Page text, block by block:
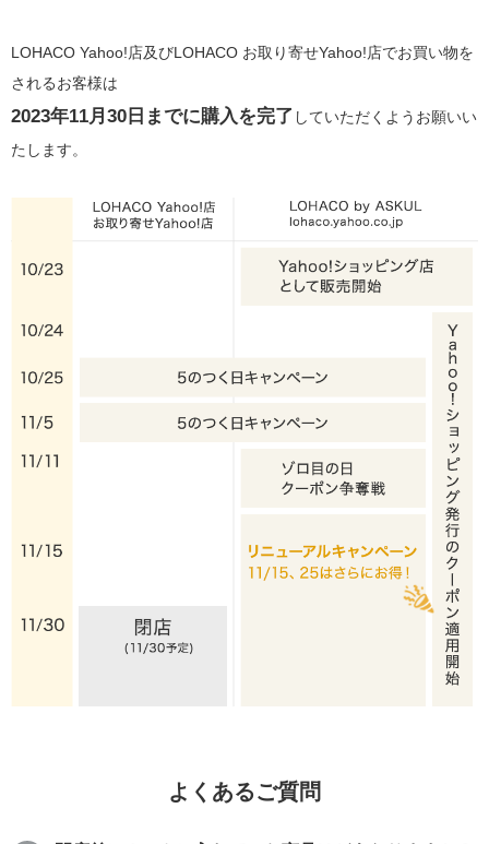
LOHACO Yahoo!店及びLOHACO お取り寄せYahoo!店でお買い物を
されるお客様は
2023年11月30日までに購入を完了 していただくようお願いい
たします。
よくあるご質問